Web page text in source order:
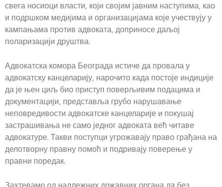
свега носиоци власти, који својим јавним наступима, као
и подршком медијима и организацијама које учествују у
кампањама против адвоката, доприносе даљој
поларизацији друштва.
Адвокатска комора Београда истиче да провала у
адвокатску канцеларију, нарочито када постоје индиције
да је њен циљ био приступ поверљивим подацима и
документацији, представља грубо нарушавање
неповредивости адвокатске канцеларије и покушај
застрашивања не само једног адвоката већ читаве
адвокатуре. Такви поступци угрожавају право грађана на
делотворну правну помоћ и подривају поверење у
правни поредак.
Захтевамо од надлежних државних органа да без